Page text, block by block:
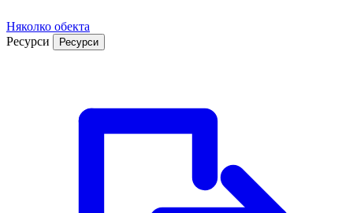
Няколко обекта
Ресурси
Ресурси